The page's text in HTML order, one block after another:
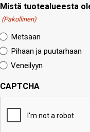
Mistä tuotealueesta
(Pakollinen)
Metsään
Pihaan ja puutarhaan
Veneilyyn
CAPTCHA